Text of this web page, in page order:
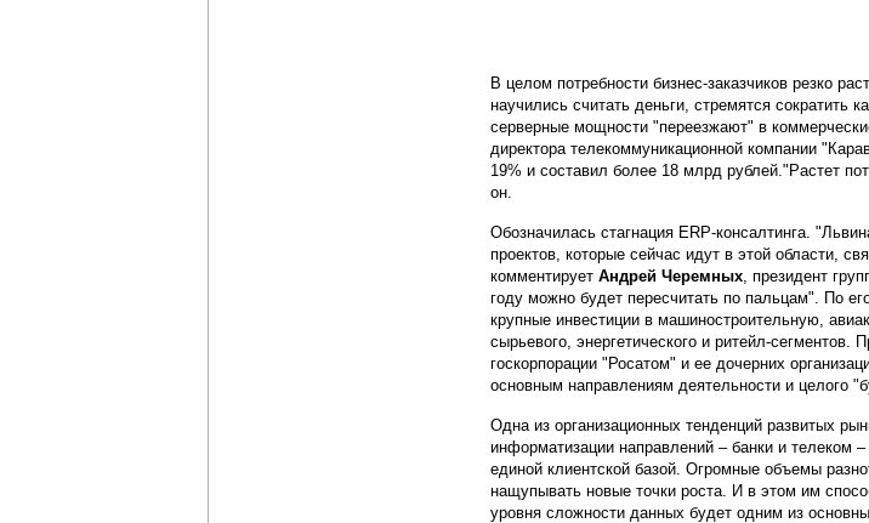
В целом потребности бизнес-заказчиков резко
научились считать деньги, стремятся сократить
серверные мощности "переезжают" в
директора телекоммуникационной компании
19% и составил более 18 млрд рублей."Растет
он.
Обозначилась стагнация ERP-консалтинга.
проектов, которые сейчас идут в этой области,
комментирует Андрей Черемных, президент
году можно будет пересчитать по пальцам". По
крупные инвестиции в машиностроительную,
сырьевого, энергетического и ритейл-
госкорпорации "Росатом" и ее дочерних
основным направлениям деятельности и целого
Одна из организационных тенденций развитых
информатизации направлений – банки и телеком
единой клиентской базой. Огромные объемы
нащупывать новые точки роста. И в этом им
уровня сложности данных будет одним из